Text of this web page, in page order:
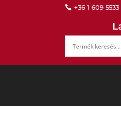
 +36 1 609 5533